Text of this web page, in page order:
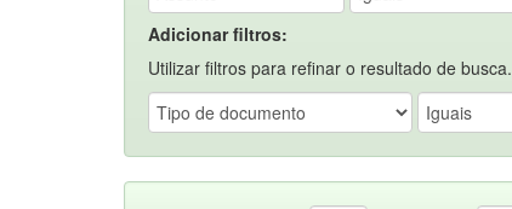
Adicionar filtros:
Utilizar filtros para refinar o resultado de busca.